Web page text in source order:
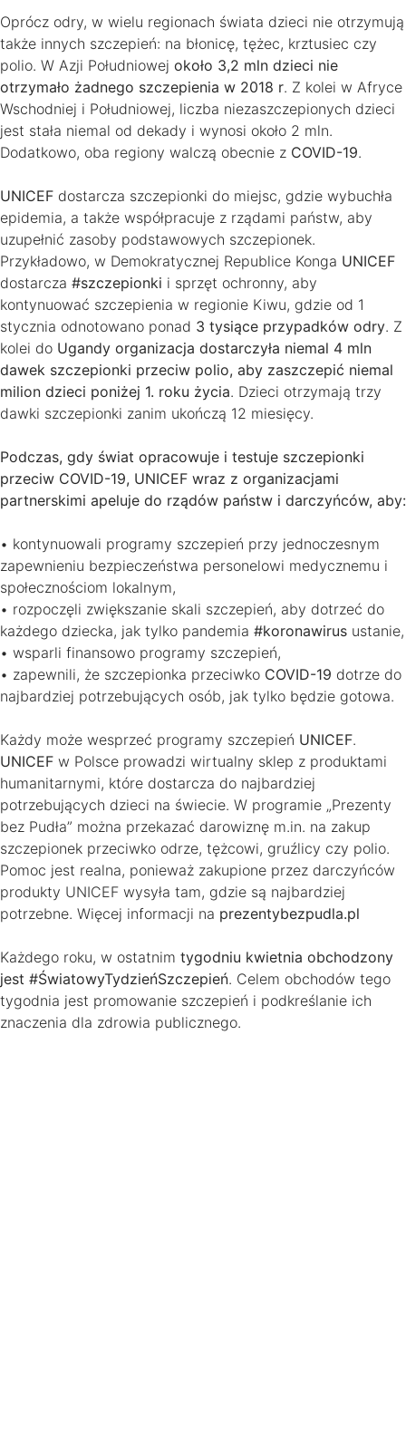
Oprócz odry, w wielu regionach świata dzieci nie otrzymują
także innych szczepień: na błonicę, tężec, krztusiec czy
polio. W Azji Południowej około 3,2 mln dzieci nie
otrzymało żadnego szczepienia w 2018 r. Z kolei w Afryce
Wschodniej i Południowej, liczba niezaszczepionych dzieci
jest stała niemal od dekady i wynosi około 2 mln.
Dodatkowo, oba regiony walczą obecnie z COVID-19.
UNICEF dostarcza szczepionki do miejsc, gdzie wybuchła
epidemia, a także współpracuje z rządami państw, aby
uzupełnić zasoby podstawowych szczepionek.
Przykładowo, w Demokratycznej Republice Konga UNICEF
dostarcza #szczepionki i sprzęt ochronny, aby
kontynuować szczepienia w regionie Kiwu, gdzie od 1
stycznia odnotowano ponad 3 tysiące przypadków odry. Z
kolei do Ugandy organizacja dostarczyła niemal 4 mln
dawek szczepionki przeciw polio, aby zaszczepić niemal
milion dzieci poniżej 1. roku życia. Dzieci otrzymają trzy
dawki szczepionki zanim ukończą 12 miesięcy.
Podczas, gdy świat opracowuje i testuje szczepionki
przeciw COVID-19, UNICEF wraz z organizacjami
partnerskimi apeluje do rządów państw i darczyńców, aby:
• kontynuowali programy szczepień przy jednoczesnym
zapewnieniu bezpieczeństwa personelowi medycznemu i
społecznościom lokalnym,
• rozpoczęli zwiększanie skali szczepień, aby dotrzeć do
każdego dziecka, jak tylko pandemia #koronawirus ustanie,
• wsparli finansowo programy szczepień,
• zapewnili, że szczepionka przeciwko COVID-19 dotrze do
najbardziej potrzebujących osób, jak tylko będzie gotowa.
Każdy może wesprzeć programy szczepień UNICEF.
UNICEF w Polsce prowadzi wirtualny sklep z produktami
humanitarnymi, które dostarcza do najbardziej
potrzebujących dzieci na świecie. W programie „Prezenty
bez Pudła” można przekazać darowiznę m.in. na zakup
szczepionek przeciwko odrze, tężcowi, gruźlicy czy polio.
Pomoc jest realna, ponieważ zakupione przez darczyńców
produkty UNICEF wysyła tam, gdzie są najbardziej
potrzebne. Więcej informacji na prezentybezpudla.pl
Każdego roku, w ostatnim tygodniu kwietnia obchodzony
jest #ŚwiatowyTydzieńSzczepień. Celem obchodów tego
tygodnia jest promowanie szczepień i podkreślanie ich
znaczenia dla zdrowia publicznego.